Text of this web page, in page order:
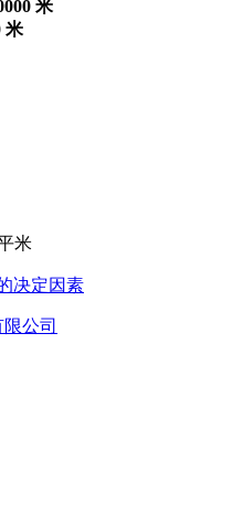
米
米
米
决定因素
公司